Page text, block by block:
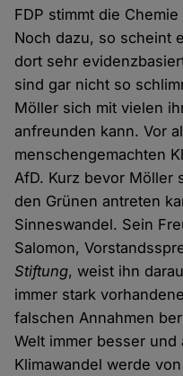
FDP stimmt die
Noch dazu, so scheint
dort sehr
sind gar nicht so
Möller sich mit vielen
anfreunden kann. Vor
menschengemachten
AfD. Kurz bevor Möller
den Grünen antreten
Sinneswandel. Sein
Salomon,
Stiftung, weist ihn
immer stark
falschen Annahmen
Welt immer besser und
Klimawandel werde